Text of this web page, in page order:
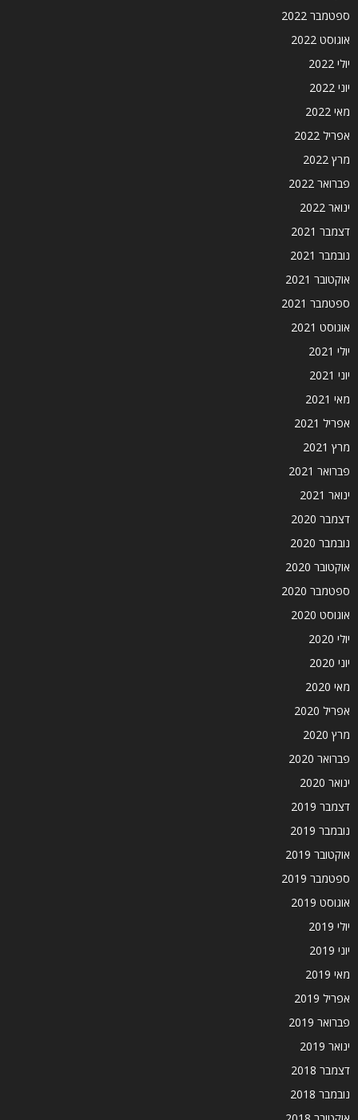
ספטמבר 2022
אוגוסט 2022
יולי 2022
יוני 2022
מאי 2022
אפריל 2022
מרץ 2022
פברואר 2022
ינואר 2022
דצמבר 2021
נובמבר 2021
אוקטובר 2021
ספטמבר 2021
אוגוסט 2021
יולי 2021
יוני 2021
מאי 2021
אפריל 2021
מרץ 2021
פברואר 2021
ינואר 2021
דצמבר 2020
נובמבר 2020
אוקטובר 2020
ספטמבר 2020
אוגוסט 2020
יולי 2020
יוני 2020
מאי 2020
אפריל 2020
מרץ 2020
פברואר 2020
ינואר 2020
דצמבר 2019
נובמבר 2019
אוקטובר 2019
ספטמבר 2019
אוגוסט 2019
יולי 2019
יוני 2019
מאי 2019
אפריל 2019
פברואר 2019
ינואר 2019
דצמבר 2018
נובמבר 2018